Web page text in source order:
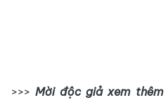
>>> Mời độc giả xem